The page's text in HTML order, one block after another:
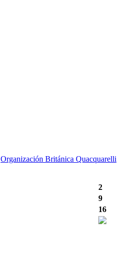
Organización Británica Quacquarelli
2
9
16